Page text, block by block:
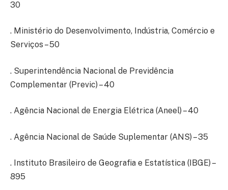
30
. Ministério do Desenvolvimento, Indústria, Comércio e
Serviços – 50
. Superintendência Nacional de Previdência
Complementar (Previc) – 40
. Agência Nacional de Energia Elétrica (Aneel) – 40
. Agência Nacional de Saúde Suplementar (ANS) – 35
. Instituto Brasileiro de Geografia e Estatística (IBGE) –
895